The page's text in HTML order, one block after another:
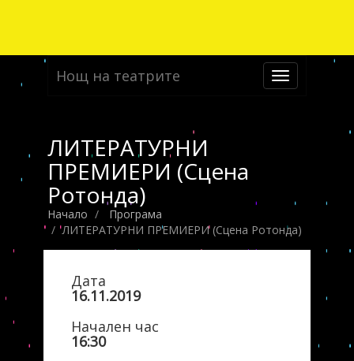
Toggle
Нощ на театрите
ЛИТЕРАТУРНИ
ПРЕМИЕРИ (Сцена
Ротонда)
Начало
Програма
ЛИТЕРАТУРНИ ПРЕМИЕРИ (Сцена Ротонда)
Дата
16.11.2019
Начален час
16:30